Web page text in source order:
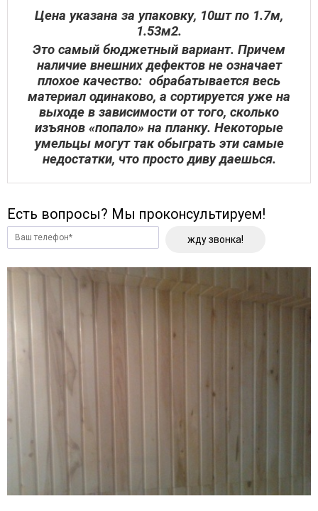
Цена указана за упаковку, 10шт по 1.7м,
1.53м2.
Это самый бюджетный вариант. Причем
наличие внешних дефектов не означает
плохое качество: обрабатывается весь
материал одинаково, а сортируется уже на
выходе в зависимости от того, сколько
изъянов «попало» на планку. Некоторые
умельцы могут так обыграть эти самые
недостатки, что просто диву даешься.
Есть вопросы? Мы проконсультируем!
жду звонка!